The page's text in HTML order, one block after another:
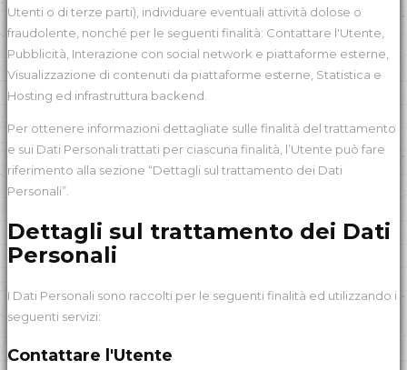
Utenti o di terze parti), individuare eventuali attività dolose o
fraudolente, nonché per le seguenti finalità: Contattare l'Utente,
Pubblicità, Interazione con social network e piattaforme esterne,
Visualizzazione di contenuti da piattaforme esterne, Statistica e
Hosting ed infrastruttura backend.
Per ottenere informazioni dettagliate sulle finalità del trattamento
e sui Dati Personali trattati per ciascuna finalità, l’Utente può fare
riferimento alla sezione “Dettagli sul trattamento dei Dati
Personali”.
Dettagli sul trattamento dei Dati
Personali
I Dati Personali sono raccolti per le seguenti finalità ed utilizzando i
seguenti servizi:
Contattare l'Utente